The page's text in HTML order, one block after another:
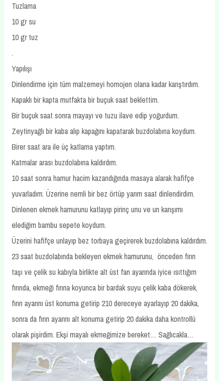
Tuzlama
10 gr su
10 gr tuz
.
Yapılışı
Dinlendirme için tüm malzemeyi homojen olana kadar karıştırdım.
Kapaklı bir kapta mutfakta bir buçuk saat beklettim.
Bir buçuk saat sonra mayayı ve tuzu ilave edip yoğurdum.
Zeytinyağlı bir kaba alıp kapağını kapatarak buzdolabına koydum.
Birer saat ara ile üç katlama yaptım.
Katmalar arası buzdolabına kaldırdım.
10 saat sonra hamur hacim kazandığında masaya alarak hafifçe
yuvarladım. Üzerine nemli bir bez örtüp yarım saat dinlendirdim.
Dinlenen ekmek hamurunu katlayıp pirinç unu ve un karışımı
elediğim bambu sepete koydum.
Üzerini hafifçe unlayıp bez torbaya geçirerek buzdolabına kaldırdım.
23 saat buzdolabında bekleyen ekmek hamurunu, önceden fırın
taşı ve çelik su kabıyla birlikte alt üst fan ayarında iyice ısıttığım
fırında, ekmeği fırına koyunca bir bardak suyu çelik kaba dökerek,
fırın ayarını üst konuma getirip 210 dereceye ayarlayıp 20 dakika,
sonra da fırın ayarını alt konuma getirip 20 dakika daha kontrollü
olarak pişirdim. Ekşi mayalı ekmeğimize bereket… Sağlıcakla…